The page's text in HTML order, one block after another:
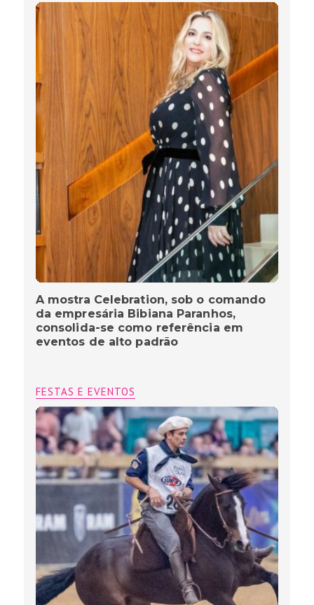
A mostra Celebration, sob o comando
da empresária Bibiana Paranhos,
consolida-se como referência em
eventos de alto padrão
FESTAS E EVENTOS